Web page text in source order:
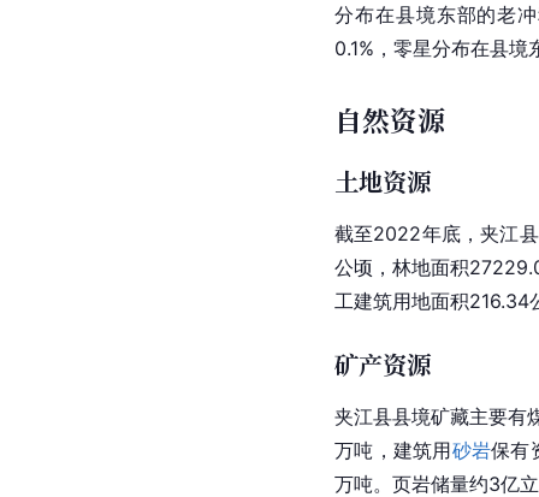
分布在县境东部的老
0.1%，零星分布在县境
自然资源
土地资源
截至2022年底，夹江
公顷，林地面积
工建筑用地面积
矿产资源
夹江县县境矿藏主要有
万吨，建筑用砂岩保有
万吨。页岩储量约3亿